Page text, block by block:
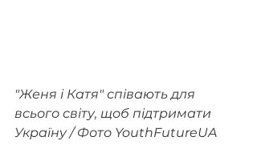
"Женя і Катя" співають для
всього світу, щоб підтримати
Україну / Фото YouthFutureUA